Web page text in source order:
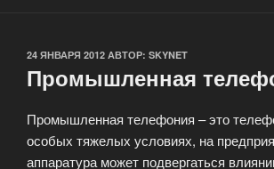
ОПУБЛИКОВАНО
24 ЯНВАРЯ 2012 АВТОР: SKYNET
Промышленная
Промышленная телефония – это
особых тяжелых условиях, на
аппаратура может подвергаться